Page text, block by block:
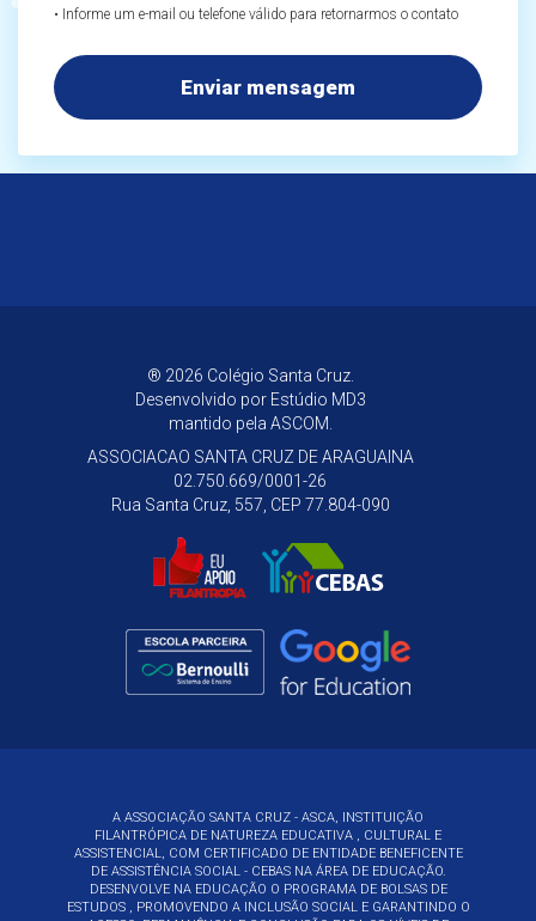
• Informe um e-mail ou telefone válido para retornarmos o contato
® 2026 Colégio Santa Cruz.
Desenvolvido por Estúdio MD3
mantido pela ASCOM.
ASSOCIACAO SANTA CRUZ DE ARAGUAINA
02.750.669/0001-26
Rua Santa Cruz, 557, CEP 77.804-090
A ASSOCIAÇÃO SANTA CRUZ - ASCA, INSTITUIÇÃO
FILANTRÓPICA DE NATUREZA EDUCATIVA , CULTURAL E
ASSISTENCIAL, COM CERTIFICADO DE ENTIDADE BENEFICENTE
DE ASSISTÊNCIA SOCIAL - CEBAS NA ÁREA DE EDUCAÇÃO.
DESENVOLVE NA EDUCAÇÃO O PROGRAMA DE BOLSAS DE
ESTUDOS , PROMOVENDO A INCLUSÃO SOCIAL E GARANTINDO O